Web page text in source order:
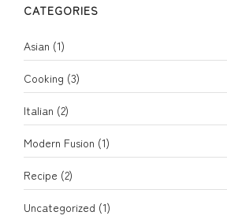
CATEGORIES
Asian (1)
Cooking (3)
Italian (2)
Modern Fusion (1)
Recipe (2)
Uncategorized (1)